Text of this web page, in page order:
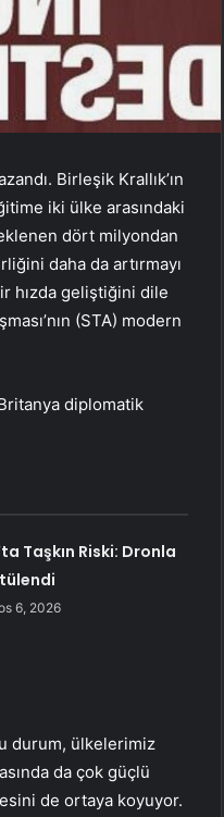
Birleşik Krallık’ın
iki ülke arasındaki
dört milyondan
daha da artırmayı
hızda geliştiğini dile
(STA) modern
diplomatik
Taşkın Riski: Dronla
6, 2026
durum, ülkelerimiz
da çok güçlü
de ortaya koyuyor.